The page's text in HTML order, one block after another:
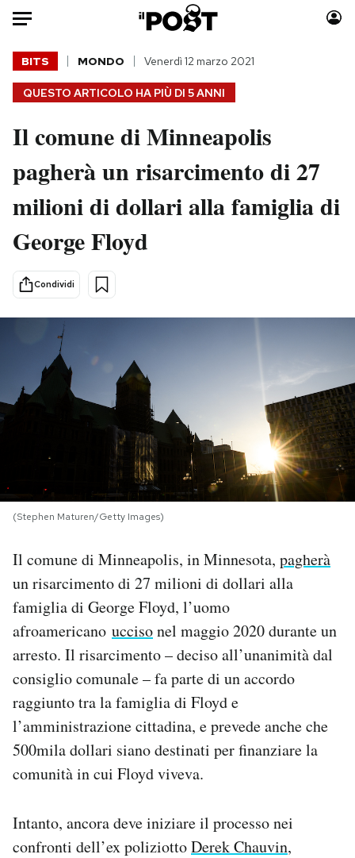
Auto
HOME
Italia
Politica
Tecnologia
Scienza
Cultura
Economia
Sport
Moda
Consumismi
Storie/Idee
Mondiali calcio 2026
PODCAST
I MIEI PREFERITI
AREA PERSONALE
Area Personale
Newsletter
Notifiche mobile
Regala il Post
QUESTO ARTICOLO HA PIÙ DI 5 ANNI
BITS MONDO Venerdì 12 marzo 2021
Il comune di Minneapolis
pagherà un risarcimento di 27
milioni di dollari alla famiglia di
George Floyd
Condividi
(Stephen Maturen/Getty Images)
Il comune di Minneapolis, in Minnesota, pagherà
un risarcimento di 27 milioni di dollari alla
famiglia di George Floyd, l’uomo
afroamericano uccisonel maggio 2020 durante un
arresto. Il risarcimento – deciso all’unanimità dal
consiglio comunale – fa parte di un accordo
raggiunto tra la famiglia di Floyd e
l’amministrazione cittadina, e prevede anche che
500mila dollari siano destinati per finanziare la
comunità in cui Floyd viveva.
Intanto, ancora deve iniziare il processo nei
confronti dell’ex poliziottoDerek Chauvin,